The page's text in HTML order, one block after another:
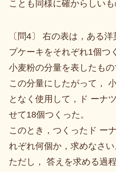
ことも同様に確からしいも
〔問4〕 右の表は，ある
プケーキをそれぞれ1個つ
小麦粉の分量を表したもの
この分量にしたがって，
となく使用して，ド ーナ
せて18個つくった。
このとき，つくったド ー
れぞれ何個か，求めなさい
ただし， 答えを求める過